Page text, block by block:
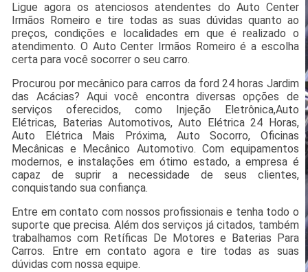
Ligue agora os atenciosos atendentes do Auto Center
Irmãos Romeiro e tire todas as suas dúvidas quanto ao
preços, condições e localidades em que é realizado o
atendimento. O Auto Center Irmãos Romeiro é a escolha
certa para você socorrer o seu carro.
Procurou por mecânico para carros da ford 24 horas Jardim
das Acácias? Aqui você encontra diversas opções de
serviços oferecidos, como Injeção Eletrônica,Auto
Elétricas, Baterias Automotivos, Auto Elétrica 24 Horas,
Auto Elétrica Mais Próxima, Auto Socorro, Oficinas
Mecânicas e Mecânico Automotivo. Com equipamentos
modernos, e instalações em ótimo estado, a empresa é
capaz de suprir a necessidade de seus clientes,
conquistando sua confiança.
Entre em contato com nossos profissionais e tenha todo o
suporte que precisa. Além dos serviços já citados, também
trabalhamos com Retíficas De Motores e Baterias Para
Carros. Entre em contato agora e tire todas as suas
dúvidas com nossa equipe.